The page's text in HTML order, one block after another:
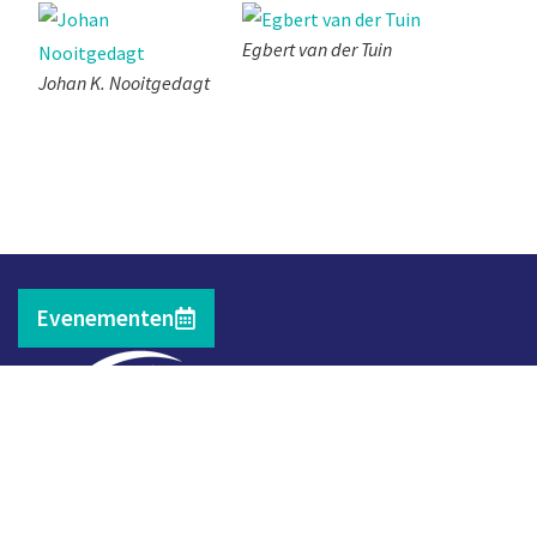
Johan K. Nooitgedagt
Egbert van der Tuin
Evenementen